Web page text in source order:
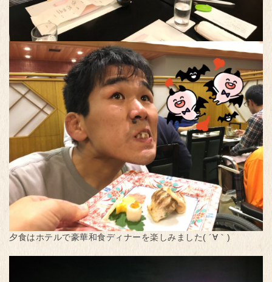
夕食はホテルで豪華和食ディナーを楽しみました( ´∀｀)